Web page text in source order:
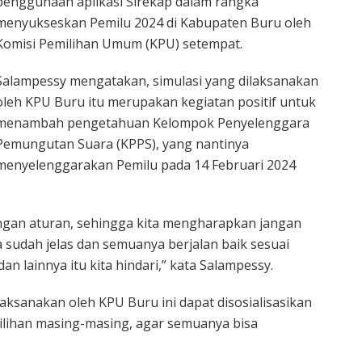
Pemilu 2024 di Kabupaten Buru oleh
Pemilihan Umum (KPU) setempat.
mengatakan, simulasi yang dilaksanakan
KPU Buru itu merupakan kegiatan positif untuk
pengetahuan Kelompok Penyelenggara
Suara (KPPS), yang nantinya
Pemilu pada 14 Februari 2024
aturan, sehingga kita mengharapkan jangan
jelas dan semuanya berjalan baik sesuai
lainnya itu kita hindari,” kata Salampessy.
oleh KPU Buru ini dapat disosialisasikan
masing-masing, agar semuanya bisa